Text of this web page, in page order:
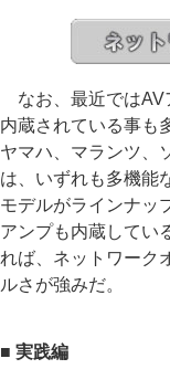
なお、最近ではAV
内蔵されている事も
ヤマハ、マランツ、
は、いずれも多機能
モデルがラインナッ
アンプも内蔵してい
れば、ネットワーク
ルさが強みだ。
■ 実践編